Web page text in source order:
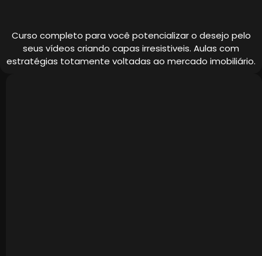
Curso completo para você potencializar o desejo pelo
seus vídeos criando capas irresistiveis. Aulas com
estratégias totamente voltadas ao mercado imobiliário.